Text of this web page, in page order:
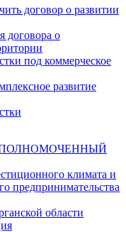
договор о развитии
договора о
под коммерческое
развитие
климата и
предпринимательства
области